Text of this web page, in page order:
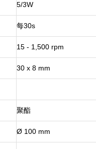
5/3W
每30s
15 - 1,500 rpm
30 x 8 mm
聚酯
Ø 100 mm